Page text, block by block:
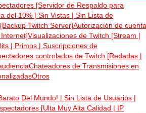
[Servidor de Respaldo para
del 10% | Sin Vistas | Sin Lista de
Twitch Server]Autorización de
Visualizaciones de Twitch [Stream |
| Primos | Suscripciones de
controlados de Twitch [Redadas |
Chateadores de Transmisiones en
Otros
Del Mundo! | Sin Lista de Usuarios |
[Ulta Muy Alta Calidad | IP